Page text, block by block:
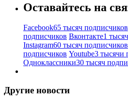
Оставайтесь на
Facebook65 тысяч подписчиков
подписчиков Вконтакте1
Instagram60 тысяч подписчиков
подписчиков Youtube3 тысячи
Одноклассники30 тысяч
Другие новости